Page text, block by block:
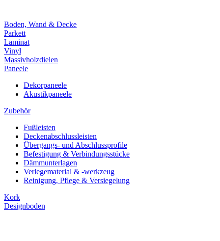
Boden, Wand & Decke
Parkett
Laminat
Vinyl
Massivholzdielen
Paneele
Dekorpaneele
Akustikpaneele
Zubehör
Fußleisten
Deckenabschlussleisten
Übergangs- und Abschlussprofile
Befestigung & Verbindungsstücke
Dämmunterlagen
Verlegematerial & -werkzeug
Reinigung, Pflege & Versiegelung
Kork
Designboden